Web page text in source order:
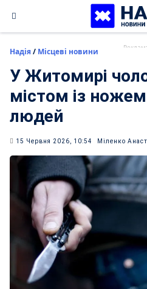
content
Надія/ Місцеві новини
У Житомирі
містом із
людей
15 Червня 2026, 10:54 Міленко